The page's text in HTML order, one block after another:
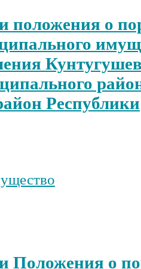
положения о
Республики
Положения о